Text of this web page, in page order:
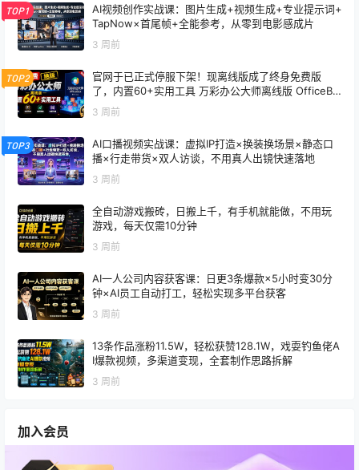
TOP1
AI视频创作实战课：图片生成+视频生成+专业提示词+
TapNow×首尾帧+全能参考，从零到电影感成片
3 周前
TOP2
官网于已正式停服下架！现离线版成了终身免费版
了，内置60+实用工具 万彩办公大师离线版 OfficeBo
x
3 周前
TOP3
AI口播视频实战课：虚拟IP打造×换装换场景×静态口
播×行走带货×双人访谈，不用真人出镜快速落地
3 周前
全自动游戏搬砖，日搬上千，有手机就能做，不用玩
游戏，每天仅需10分钟
3 周前
AI一人公司内容获客课：日更3条爆款×5小时变30分
钟×AI员工自动打工，轻松实现多平台获客
3 周前
13条作品涨粉11.5W，轻松获赞128.1W，戏耍钓鱼佬A
I爆款视频，多渠道变现，全套制作思路拆解
3 周前
加入会员